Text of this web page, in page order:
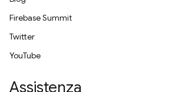
Firebase Summit
Twitter
YouTube
Assistenza